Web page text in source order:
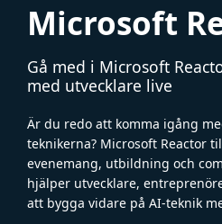
Microsoft
Gå med i Microsoft
med utvecklare live
Är du redo att komma igång
teknikerna? Microsoft Reactor
evenemang, utbildning och
hjälper utvecklare,
att bygga vidare på AI-teknik